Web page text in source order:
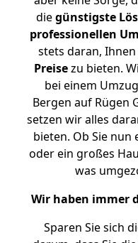
diegünstigste
professionellen
stets daran, Ihnen
Preisezu bieten.
bei einem
Bergen auf Rügen
setzen wir alles
bieten. Ob Sie nun
oder ein großes
was
Wir haben immer
Sparen Sie sich